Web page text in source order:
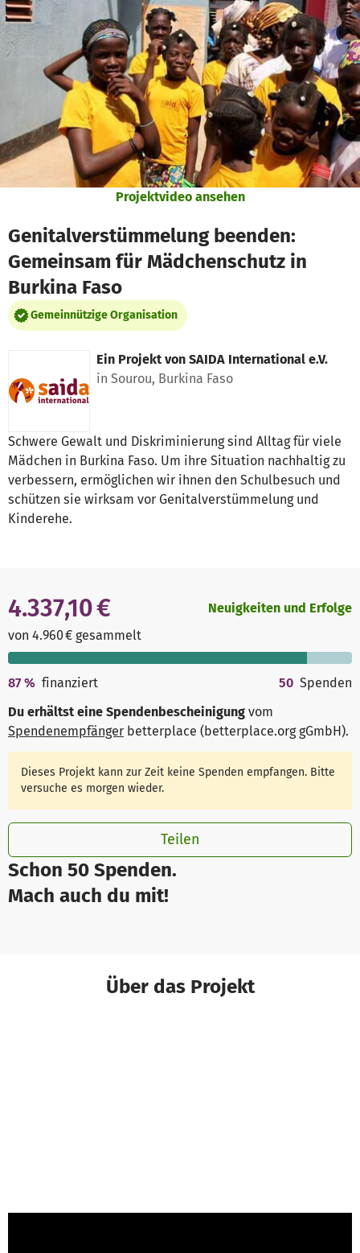
Zum Hauptinhalt springen
Erklärung zur Barrierefreiheit anzeigen
Projektvideo ansehen
Genitalverstümmelung beenden:
Gemeinsam für Mädchenschutz in
Burkina Faso
Gemeinnützige Organisation
Ein Projekt von SAIDA International e.V.
in Sourou, Burkina Faso
Schwere Gewalt und Diskriminierung sind Alltag für viele
Mädchen in Burkina Faso. Um ihre Situation nachhaltig zu
verbessern, ermöglichen wir ihnen den Schulbesuch und
schützen sie wirksam vor Genitalverstümmelung und
Kinderehe.
Schon 50 Spenden.
Mach auch du mit!
4.337,10 €
von 4.960 € gesammelt
Neuigkeiten und Erfolge
87% finanziert 50 Spenden
Du erhältst eine Spendenbescheinigung vom
Spendenempfänger betterplace (betterplace.org gGmbH).
Dieses Projekt kann zur Zeit keine Spenden empfangen. Bitte
versuche es morgen wieder.
Teilen
Über das Projekt